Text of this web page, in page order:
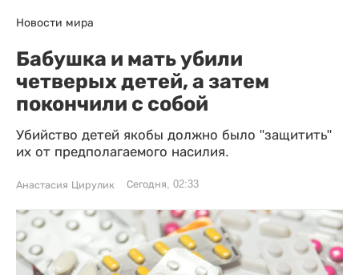
Новости мира
Бабушка и мать убили
четверых детей, а затем
покончили с собой
Убийство детей якобы должно было "защитить"
их от предполагаемого насилия.
Анастасия Цирулик Сегодня, 02:33